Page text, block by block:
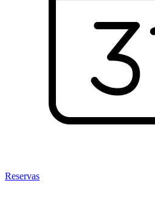
Reservas